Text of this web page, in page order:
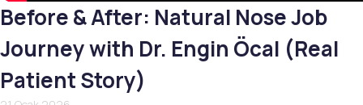
Before & After: Natural Nose Job
Journey with Dr. Engin Öcal (Real
Patient Story)